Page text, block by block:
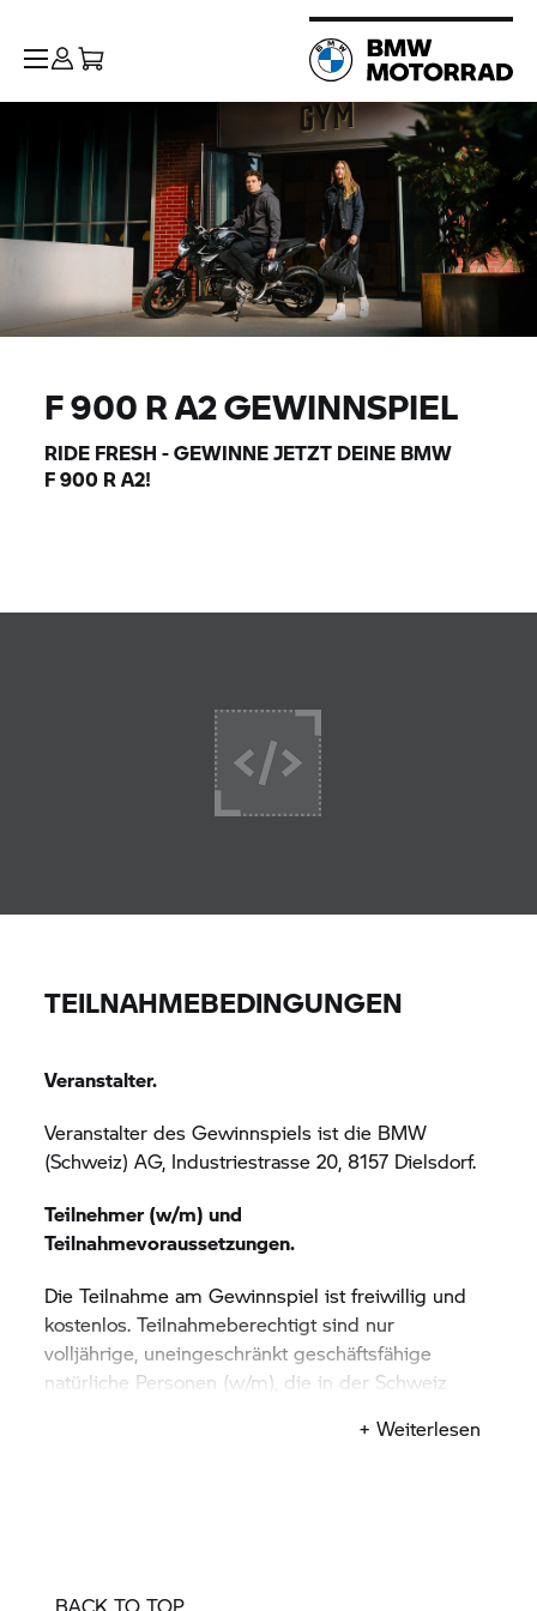
F 900 RA2 GEWINNSPIEL
RIDE FRESH - GEWINNE JETZT DEINE BMW
F 900 RA2!
TEILNAHMEBEDINGUNGEN
Veranstalter.
Veranstalter des Gewinnspiels ist die BMW
(Schweiz) AG, Industriestrasse 20, 8157 Dielsdorf.
Teilnehmer (w/m) und
Teilnahmevoraussetzungen.
Die Teilnahme am Gewinnspiel ist freiwillig und
kostenlos. Teilnahmeberechtigt sind nur
volljährige, uneingeschränkt geschäftsfähige
natürliche Personen (w/m), die in der Schweiz
Von der Teilnahme ausgeschlossen sind alle
+ Weiterlesen